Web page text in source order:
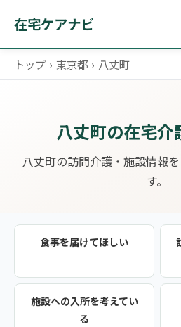
在宅ケアナビ
トップ › 東京都 › 八丈町
八丈町の在宅介
八丈町の訪問介護・施設情報
す。
食事を届けてほしい
施設への入所を考えてい
る